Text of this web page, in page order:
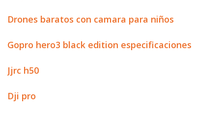
Drones baratos con camara para niños
Gopro hero3 black edition especificaciones
Jjrc h50
Dji pro